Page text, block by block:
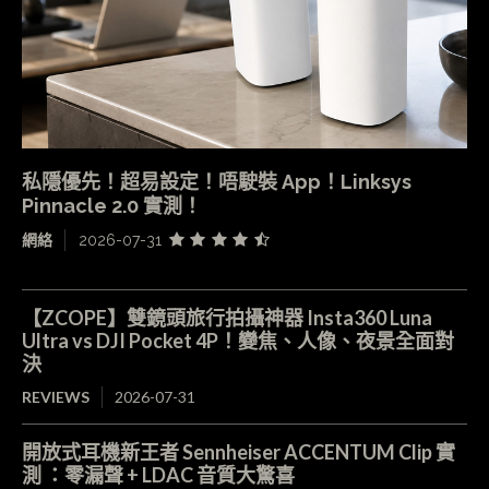
私隱優先！超易設定！唔駛裝 App！Linksys
Pinnacle 2.0 實測！
網絡 2026-07-31
【ZCOPE】雙鏡頭旅行拍攝神器 Insta360 Luna
Ultra vs DJI Pocket 4P！變焦、人像、夜景全面對
決
REVIEWS 2026-07-31
開放式耳機新王者 Sennheiser ACCENTUM Clip 實
測 ：零漏聲 + LDAC 音質大驚喜